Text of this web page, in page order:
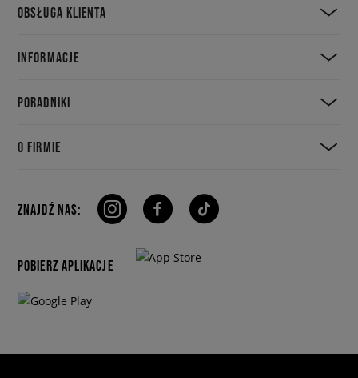
OBSŁUGA KLIENTA
INFORMACJE
PORADNIKI
O FIRMIE
ZNAJDŹ NAS:
POBIERZ APLIKACJE